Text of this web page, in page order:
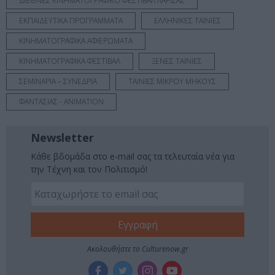
ΕΚΠΑΙΔΕΥΤΙΚΑ ΠΡΟΓΡΑΜΜΑΤΑ
ΕΛΛΗΝΙΚΕΣ ΤΑΙΝΙΕΣ
ΚΙΝΗΜΑΤΟΓΡΑΦΙΚΑ ΑΦΙΕΡΩΜΑΤΑ
ΚΙΝΗΜΑΤΟΓΡΑΦΙΚΑ ΦΕΣΤΙΒΑΛ
ΞΕΝΕΣ ΤΑΙΝΙΕΣ
ΣΕΜΙΝΑΡΙΑ – ΣΥΝΕΔΡΙΑ
ΤΑΙΝΙΕΣ ΜΙΚΡΟΥ ΜΗΚΟΥΣ
ΦΑΝΤΑΣΙΑΣ - ANIMATION
Newsletter
Κάθε βδομάδα στο e-mail σας τα τελευταία νέα για
την Τέχνη και τον Πολιτισμό!
Ακολουθήστε το Culturenow.gr